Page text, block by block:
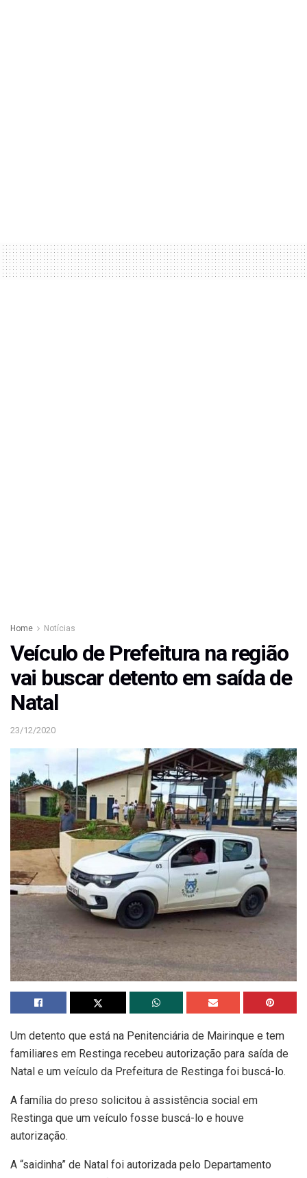
Home Notícias
Veículo de Prefeitura na região
vai buscar detento em saída de
Natal
23/12/2020
Um detento que está na Penitenciária de Mairinque e tem
familiares em Restinga recebeu autorização para saída de
Natal e um veículo da Prefeitura de Restinga foi buscá-lo.
A família do preso solicitou à assistência social em
Restinga que um veículo fosse buscá-lo e houve
autorização.
A “saidinha” de Natal foi autorizada pelo Departamento